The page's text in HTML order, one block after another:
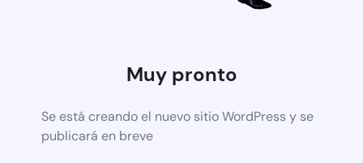
Muy pronto
Se está creando el nuevo sitio WordPress y se
publicará en breve